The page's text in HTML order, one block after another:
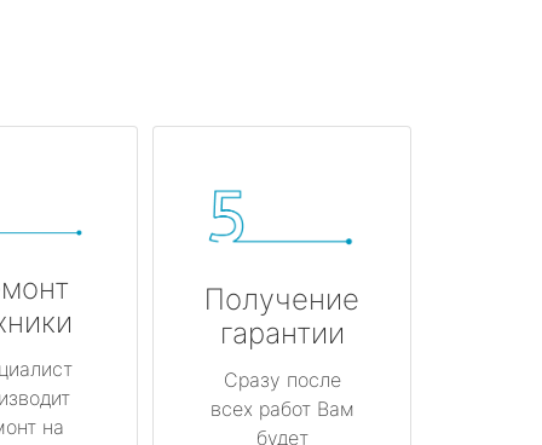
на
Получение
гарантии
Сразу после
всех работ Вам
будет